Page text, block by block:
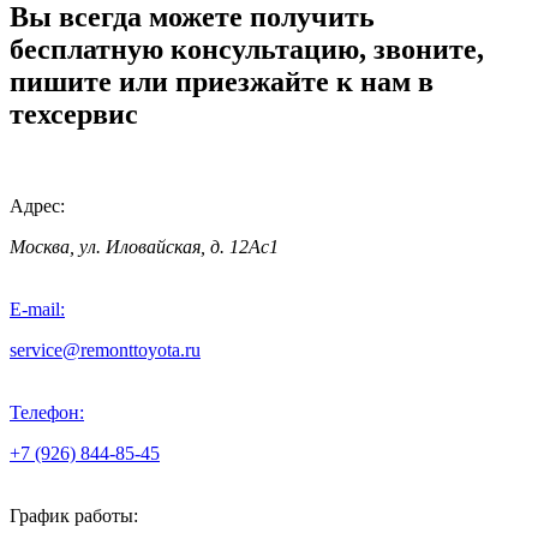
Вы всегда можете получить
бесплатную консультацию, звоните,
пишите или приезжайте к нам в
техсервис
Адрес:
Москва, ул. Иловайская, д. 12Ас1
E-mail:
service@remonttoyota.ru
Телефон:
+7 (926) 844-85-45
График работы: